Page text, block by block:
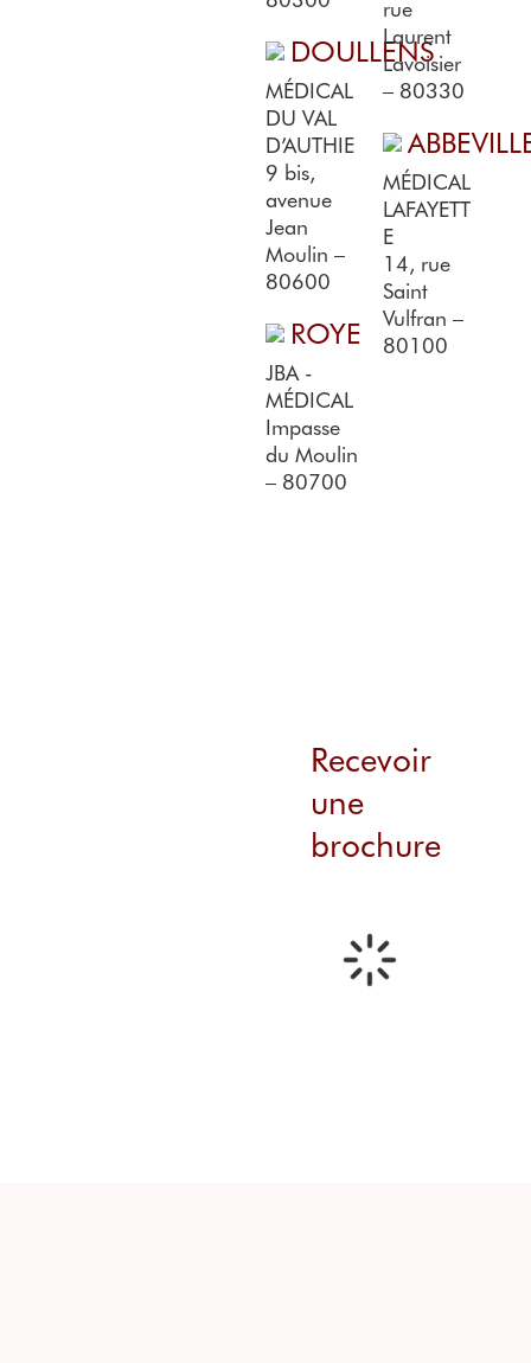
DOULLENS
MÉDICAL
DU VAL
D’AUTHIE
9 bis,
avenue
Jean
Moulin –
80600
ROYE
JBA -
MÉDICAL
Impasse
du Moulin
– 80700
rue
Laurent
Lavoisier
– 80330
MÉDICAL
LAFAYETT
E
14, rue
Saint
Vulfran –
80100
Recevoir
une
brochure